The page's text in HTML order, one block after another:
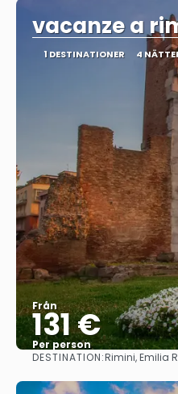
vacanze a
1 DESTINATIONER 4
Från
131 €
Per person
DESTINATION:Rimini, Emilia